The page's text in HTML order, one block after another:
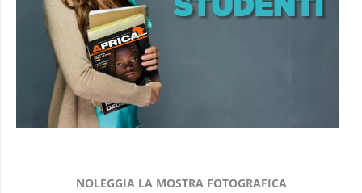
NOLEGGIA LA MOSTRA FOTOGRAFICA